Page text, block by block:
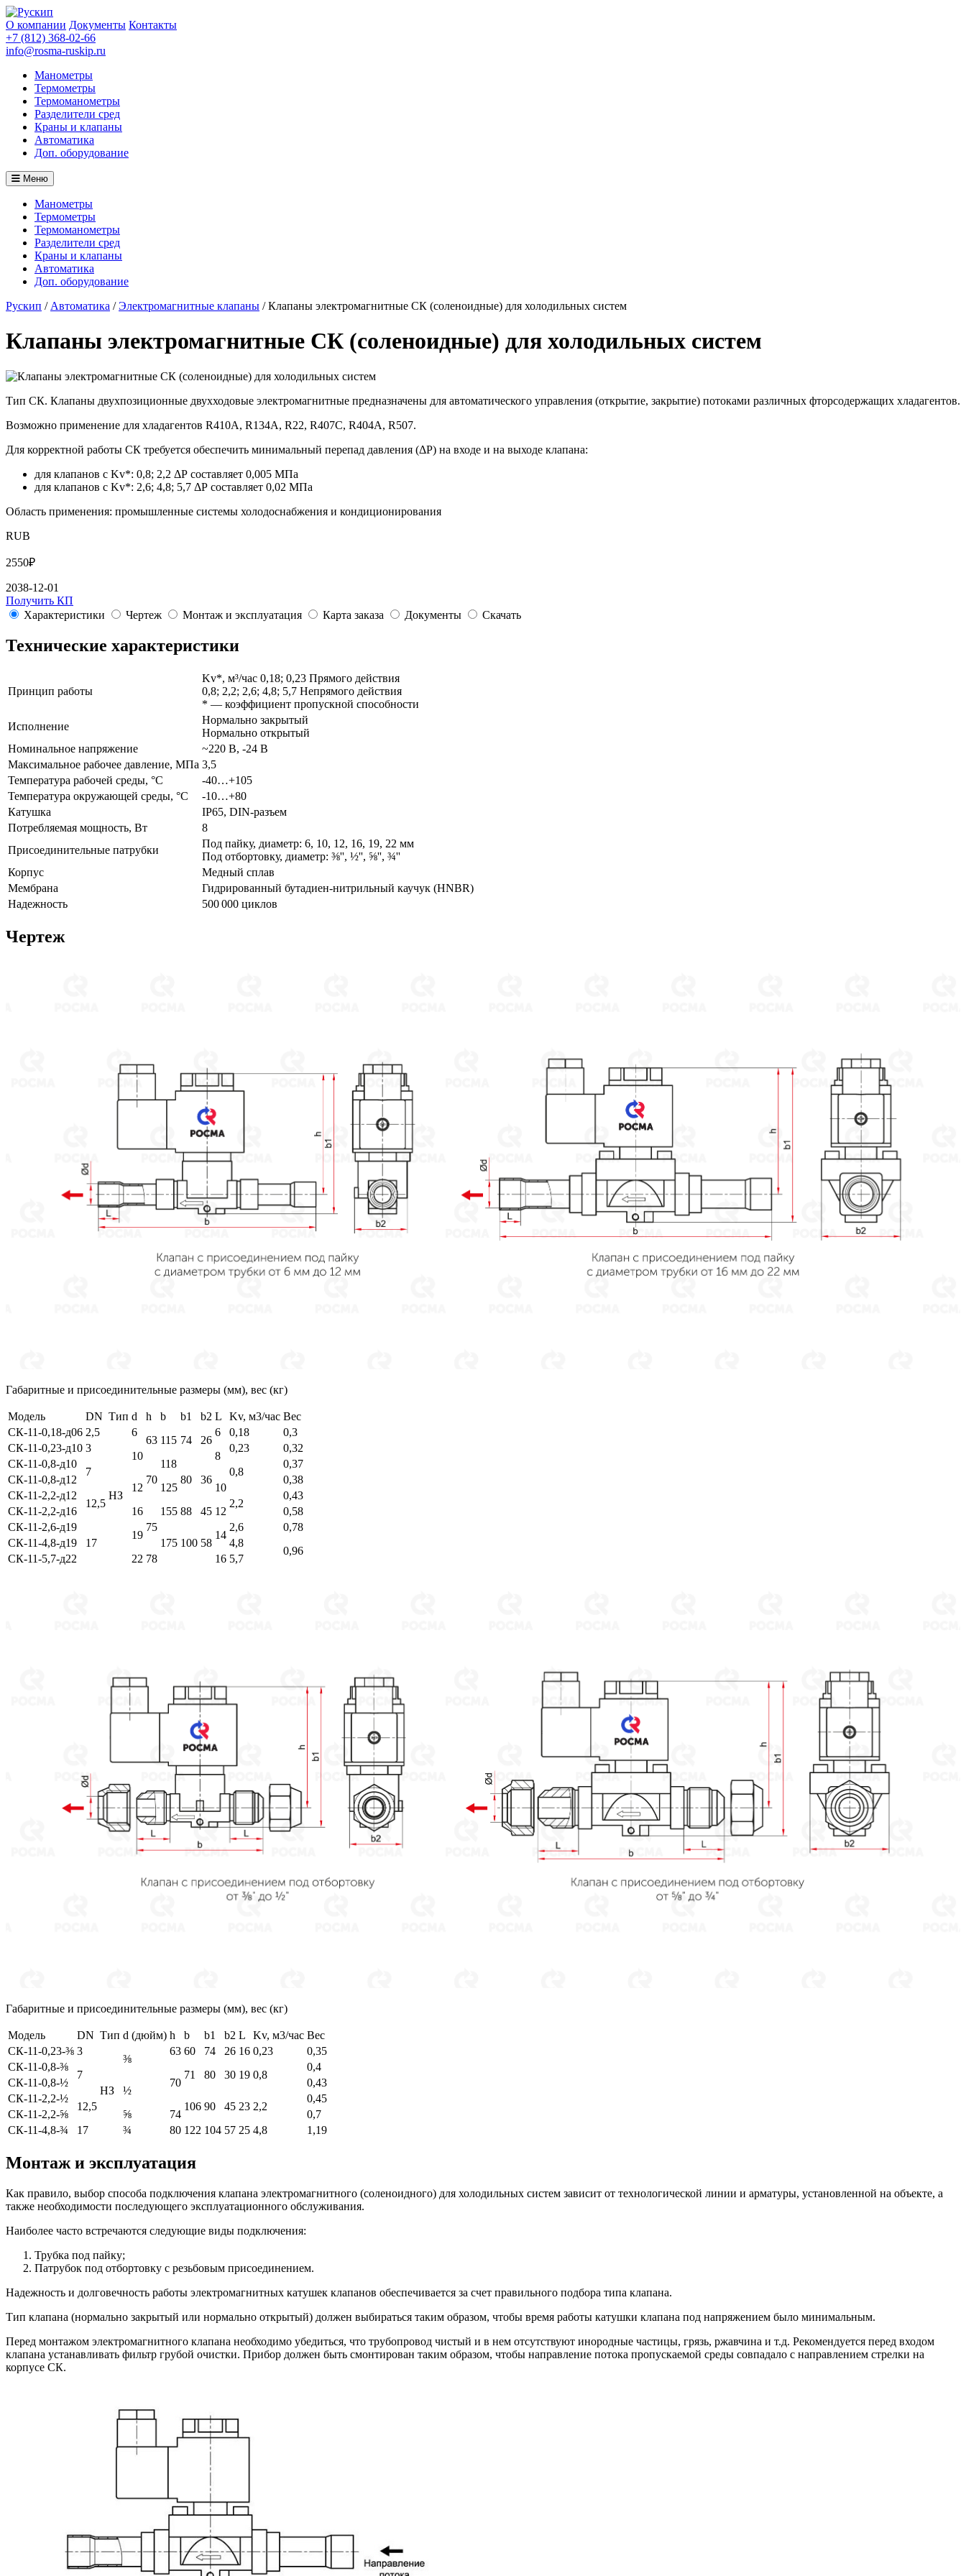
О компании Документы Контакты
+7 (812) 368-02-66
info@rosma-ruskip.ru
Манометры
Термометры
Термоманометры
Разделители сред
Краны и клапаны
Автоматика
Доп. оборудование
Меню
Манометры
Термометры
Термоманометры
Разделители сред
Краны и клапаны
Автоматика
Доп. оборудование
Рускип / Автоматика /Электромагнитные клапаны /Клапаны электро­маг­нит­ные СК (соле­но­ид­ные) для хо­ло­диль­ных сис­тем
Клапаны электро­маг­нит­ные СК (соле­но­ид­ные) для хо­ло­диль­ных сис­тем
Тип СК. Клапаны двухпозиционные двухходовые электромагнитные предназначены для автоматического управления (открытие, закрытие) потоками различных фторсодержащих хладагентов.
Возможно применение для хладагентов R410A, R134A, R22, R407C, R404A, R507.
Для корректной работы СК требуется обеспечить минимальный перепад давления (ΔР) на входе и на выходе клапана:
для клапанов с Kv*: 0,8; 2,2 ΔР составляет 0,005 МПа
для клапанов с Kv*: 2,6; 4,8; 5,7 ΔР составляет 0,02 МПа
Область применения: промышленные системы холодоснабжения и кондиционирования
RUB
2550₽
2038-12-01
Получить КП
Характеристики
Чертеж Монтаж и эксплуатация Карта заказа Документы Скачать
Технические характеристики
Принцип работы
Kv*, м³/час 0,18; 0,23 Прямого действия
0,8; 2,2; 2,6; 4,8; 5,7 Непрямого действия
* — коэффициент пропускной способности
Исполнение
Нормально закрытый
Нормально открытый
Номинальное напряжение
~220 В, -24 В
Максимальное рабочее давление, МПа 3,5
Температура рабочей среды, °С
-40…+105
Температура окружающей среды, °С
-10…+80
Катушка
IP65, DIN-разъем
Потребляемая мощность, Вт
8
Присоединительные патрубки
Под пайку, диаметр: 6, 10, 12, 16, 19, 22 мм
Под отбортовку, диаметр: ⅜'', ½'', ⅝'', ¾''
Корпус
Медный сплав
Мембрана
Гидрированный бутадиен-нитрильный каучук (HNBR)
Надежность
500 000 циклов
Чертеж
Габаритные и присоединительные размеры (мм), вес (кг)
Модель DN Тип d h b b1 b2 L Kv, м3/час Вес
СК-11-0,18-д06 2,5
НЗ
6
63 115 74 26
6 0,18
0,3
СК-11-0,23-д10 3
10 8
0,23
0,32
СК-11-0,8-д10
7
70
118
80
36
0,8
0,37
СК-11-0,8-д12
12 125 10
0,38
СК-11-2,2-д12
12,5 2,2
0,43
СК-11-2,2-д16
16
75
155 88 45 12
0,58
СК-11-2,6-д19
17
19
175 100 58
14
2,6
0,78
СК-11-4,8-д19
4,8
0,96
СК-11-5,7-д22 22 78 16 5,7
Габаритные и присоединительные размеры (мм), вес (кг)
Модель DN Тип d (дюйм) h b b1 b2 L Kv, м3/час Вес
СК-11-0,23-⅜ 3
НЗ
⅜
63 60 74 26 16 0,23
0,35
СК-11-0,8-⅜
7
70
71 80 30 19 0,8
0,4
СК-11-0,8-½
½
0,43
СК-11-2,2-½
12,5 106 90 45 23 2,2
0,45
СК-11-2,2-⅝
⅝ 74
0,7
СК-11-4,8-¾
17 ¾ 80 122 104 57 25 4,8 1,19
Монтаж и эксплуатация
Как правило, выбор способа подключения клапана электромагнитного (соленоидного) для холодильных систем зависит от технологической линии и арматуры, установленной на объекте, а
также необходимости последующего эксплуатационного обслуживания.
Наиболее часто встречаются следующие виды подключения:
Трубка под пайку;
Патрубок под отбортовку с резьбовым присоединением.
Надежность и долговечность работы электромагнитных катушек клапанов обеспечивается за счет правильного подбора типа клапана.
Тип клапана (нормально закрытый или нормально открытый) должен выбираться таким образом, чтобы время работы катушки клапана под напряжением было минимальным.
Перед монтажом электромагнитного клапана необходимо убедиться, что трубопровод чистый и в нем отсутствуют инородные частицы, грязь, ржавчина и т.д. Рекомендуется перед входом
клапана устанавливать фильтр грубой очистки. Прибор должен быть смонтирован таким образом, чтобы направление потока пропускаемой среды совпадало с направлением стрелки на
корпусе СК.